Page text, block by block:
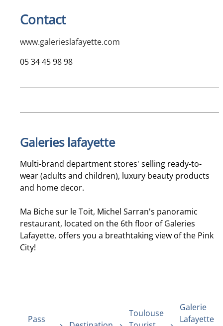
Contact
www.galerieslafayette.com
05 34 45 98 98
Galeries lafayette
Multi-brand department stores' selling ready-to-
wear (adults and children), luxury beauty products
and home decor.
Ma Biche sur le Toit, Michel Sarran's panoramic
restaurant, located on the 6th floor of Galeries
Lafayette, offers you a breathtaking view of the Pink
City!
Pass
Toulouse
Galerie
Lafayette